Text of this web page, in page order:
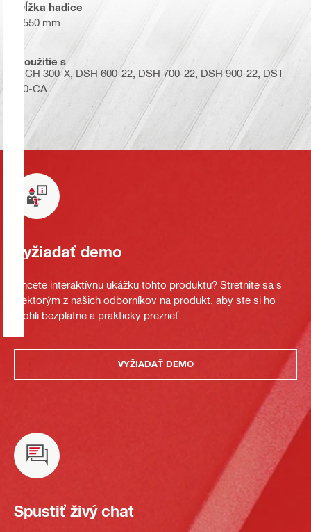
Dĺžka hadice
2550 mm
Použitie s
DCH 300-X, DSH 600-22, DSH 700-22, DSH 900-22, DST
20-CA
Vyžiadať demo
Chcete interaktívnu ukážku tohto produktu? Stretnite sa s
niektorým z našich odborníkov na produkt, aby ste si ho
mohli bezplatne a prakticky prezrieť.
VYŽIADAŤ DEMO
Spustiť živý chat